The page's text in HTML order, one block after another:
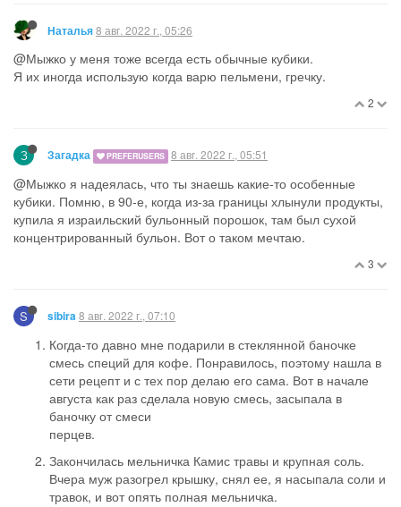
Наталья8 авг. 2022 г., 05:26
@Мыжко у меня тоже всегда есть обычные кубики.
Я их иногда использую когда варю пельмени, гречку.
2
З Загадка PREFERUSERS 8 авг. 2022 г., 05:51
@Мыжко я надеялась, что ты знаешь какие-то особенные
кубики. Помню, в 90-е, когда из-за границы хлынули продукты,
купила я израильский бульонный порошок, там был сухой
концентрированный бульон. Вот о таком мечтаю.
3
S sibira 8 авг. 2022 г., 07:10
Когда-то давно мне подарили в стеклянной баночке
смесь специй для кофе. Понравилось, поэтому нашла в
сети рецепт и с тех пор делаю его сама. Вот в начале
августа как раз сделала новую смесь, засыпала в
баночку от смеси
перцев.
Закончилась мельничка Камис травы и крупная соль.
Вчера муж разогрел крышку, снял ее, я насыпала соли и
травок, и вот опять полная мельничка.